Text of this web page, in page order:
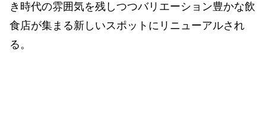
き時代の雰囲気を残しつつバリエーション豊かな飲
食店が集まる新しいスポットにリニューアルされ
る。